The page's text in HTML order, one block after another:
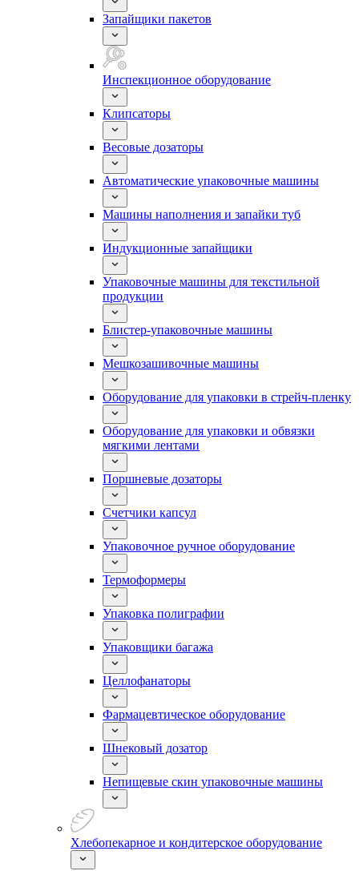
Запайщики пакетов
Инспекционное оборудование
Клипсаторы
Весовые дозаторы
Автоматические упаковочные машины
Машины наполнения и запайки туб
Индукционные запайщики
Упаковочные машины для текстильной
продукции
Блистер-упаковочные машины
Мешкозашивочные машины
Оборудование для упаковки в стрейч-пленку
Оборудование для упаковки и обвязки
мягкими лентами
Поршневые дозаторы
Счетчики капсул
Упаковочное ручное оборудование
Термоформеры
Упаковка полиграфии
Упаковщики багажа
Целлофанаторы
Фармацевтическое оборудование
Шнековый дозатор
Непищевые скин упаковочные машины
Хлебопекарное и кондитерское оборудование